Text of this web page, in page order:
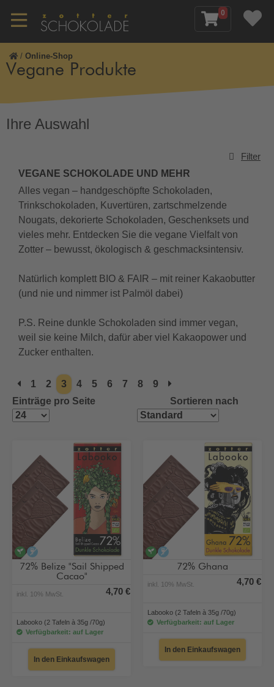
0
/ Online-Shop
Vegane Produkte
VEGANE SCHOKOLADE UND MEHR
Alles vegan – handgeschöpfte Schokoladen,
Trinkschokoladen, Kuvertüren, zartschmelzende
Nougats, dekorierte Schokoladen, Geschenksets und
vieles mehr. Entdecken Sie die vegane Vielfalt von
Zotter – bewusst, ökologisch & geschmacksintensiv.
Natürlich komplett BIO & FAIR – mit reiner Kakaobutter
(und nie und nimmer ist Palmöl dabei)
P.S. Reine dunkle Schokoladen sind immer vegan,
weil sie keine Milch, dafür aber viel Kakaopower und
Zucker enthalten.
1 2 3 4 5 6 7 8
9
Einträge pro Seite
Sortieren nach
veganalkoholfrei
72% Belize "Sail Shipped
Cacao"
inkl. 10% MwSt. 4,70 €
Labooko (2 Tafeln à 35g /70g)
Verfügbarkeit: auf Lager
In den Einkaufswagen
veganalkoholfrei
72% Ghana
inkl. 10% MwSt. 4,70 €
Labooko (2 Tafeln à 35g /70g)
Verfügbarkeit: auf Lager
In den Einkaufswagen
Ihre Auswahl
Filter